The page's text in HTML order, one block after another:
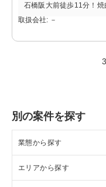
石橋阪大前徒歩11分！焼
取扱会社: －
3
別の案件を探す
業態から探す
ラーメンの居抜き売却
エリアから探す